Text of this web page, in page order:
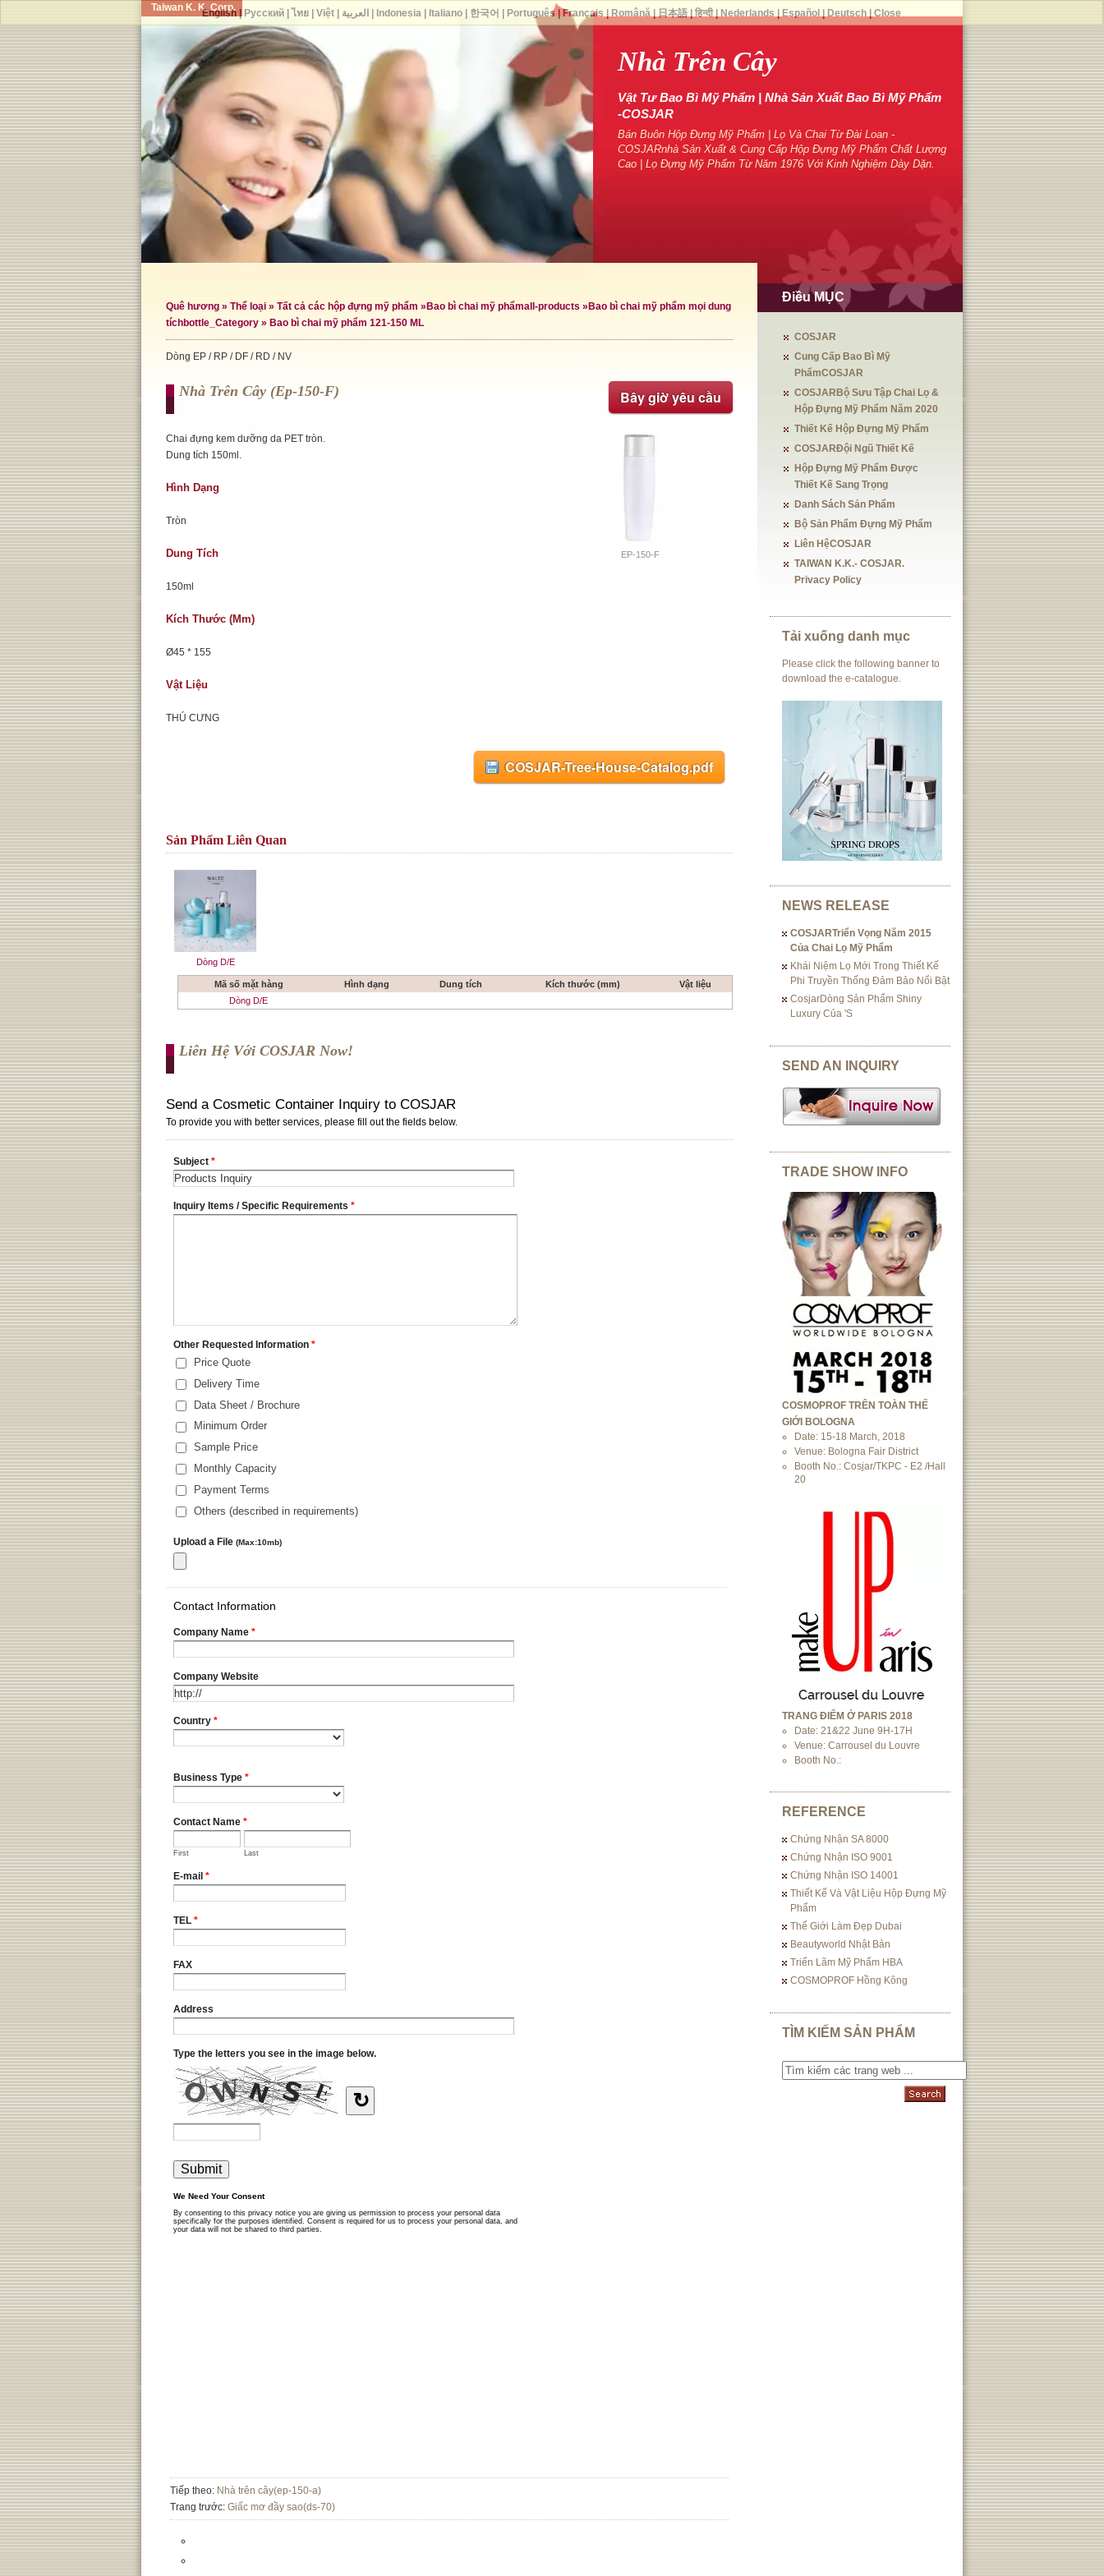
Taiwan K. K. Corp.
Nhà Trên Cây
Vật Tư Bao Bì Mỹ Phẩm | Nhà Sản Xuất Bao Bì Mỹ Phẩm
-COSJAR
Bán Buôn Hộp Đựng Mỹ Phẩm | Lọ Và Chai Từ Đài Loan -
COSJARnhà Sản Xuất & Cung Cấp Hộp Đựng Mỹ Phẩm Chất Lượng
Cao | Lọ Đựng Mỹ Phẩm Từ Năm 1976 Với Kinh Nghiệm Dày Dặn.
Quê hương » Thể loại » Tất cả các hộp đựng mỹ phẩm » Bao bì chai mỹ phẩmall-products » Bao bì chai mỹ phẩm mọi dung
tíchbottle_Category » Bao bì chai mỹ phẩm 121-150 ML
Dòng EP / RP / DF / RD / NV
Bây giờ yêu cầu
Nhà Trên Cây (ep-150-F)
EP-150-F
Chai đựng kem dưỡng da PET tròn.
Dung tích 150ml.
Hình Dạng
Tròn
Dung Tích
150ml
Kích Thước (mm)
Ø45 * 155
Vật Liệu
THÚ CƯNG
COSJAR-Tree-House-Catalog.pdf
Sản Phẩm Liên Quan
Dòng D/E
Mã số mặt hàng Hình dạng Dung tích Kích thước (mm)
Vật liệu
Dòng D/E
Liên Hệ Với COSJAR Now!
Tiếp theo: Nhà trên cây(ep-150-a)
Trang trước: Giấc mơ đầy sao(ds-70)
Điều MỤC
COSJAR
Cung Cấp Bao Bì Mỹ
PhẩmCOSJAR
COSJARBộ Sưu Tập Chai Lọ &
Hộp Đựng Mỹ Phẩm Năm 2020
Thiết Kế Hộp Đựng Mỹ Phẩm
COSJARĐội Ngũ Thiết Kế
Hộp Đựng Mỹ Phẩm Được
Thiết Kế Sang Trọng
Danh Sách Sản Phẩm
Bộ Sản Phẩm Đựng Mỹ Phẩm
Liên HệCOSJAR
TAIWAN K.K.- COSJAR.
Privacy Policy
Tải xuống danh mục
Please click the following banner to
download the e-catalogue.
NEWS RELEASE
COSJARTriển Vọng Năm 2015
Của Chai Lọ Mỹ Phẩm
Khái Niệm Lọ Mới Trong Thiết Kế
Phi Truyền Thống Đảm Bảo Nổi Bật
CosjarDòng Sản Phẩm Shiny
Luxury Của 's
SEND AN INQUIRY
TRADE SHOW INFO
COSMOPROF TRÊN TOÀN THẾ
GIỚI BOLOGNA
Date: 15-18 March, 2018
Venue: Bologna Fair District
Booth No.: Cosjar/TKPC - E2 /Hall
20
TRANG ĐIỂM Ở PARIS 2018
Date: 21&22 June 9H-17H
Venue: Carrousel du Louvre
Booth No.:
REFERENCE
Chứng Nhận SA 8000
Chứng Nhận ISO 9001
Chứng Nhận ISO 14001
Thiết Kế Và Vật Liệu Hộp Đựng Mỹ
Phẩm
Thế Giới Làm Đẹp Dubai
Beautyworld Nhật Bản
Triển Lãm Mỹ Phẩm HBA
COSMOPROF Hồng Kông
TÌM KIẾM SẢN PHẨM
English| Русский| ไทย| Việt| العربية Indonesia| Italiano| 한국어 Português Français Română| 日本語| हिन्दी| Nederlands Español Deutsch| Close